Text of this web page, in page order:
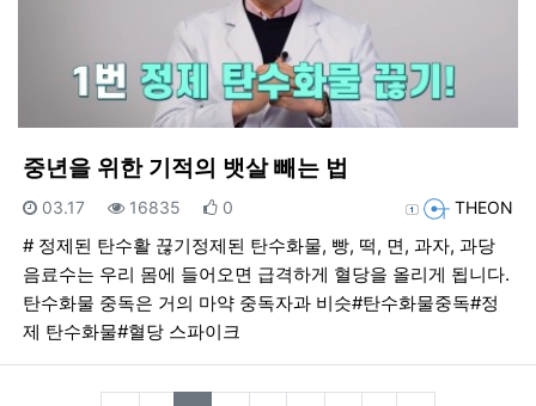
중년을 위한 기적의 뱃살 빼는 법
등록자THEON
등록일
03.17 조회
16835 추천
0
# 정제된 탄수활 끊기정제된 탄수화물, 빵, 떡, 면, 과자, 과당
음료수는 우리 몸에 들어오면 급격하게 혈당을 올리게 됩니다.
탄수화물 중독은 거의 마약 중독자과 비슷#탄수화물중독#정
제 탄수화물#혈당 스파이크